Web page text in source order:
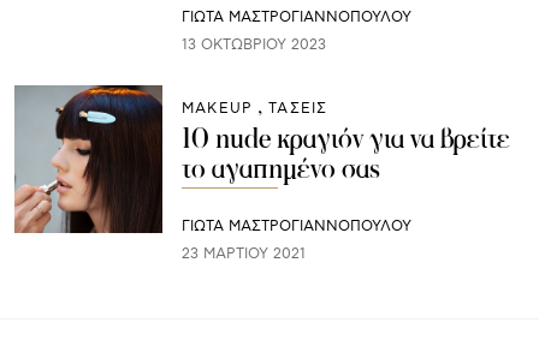
ΓΙΩΤΑ ΜΑΣΤΡΟΓΙΑΝΝΟΠΟΥΛΟΥ
13 ΟΚΤΩΒΡΊΟΥ 2023
ΜAKEUP ΤΑΣΕΙΣ
10 nude κραγιόν για να βρείτε
τo αγαπημένο σας
ΓΙΩΤΑ ΜΑΣΤΡΟΓΙΑΝΝΟΠΟΥΛΟΥ
23 ΜΑΡΤΊΟΥ 2021